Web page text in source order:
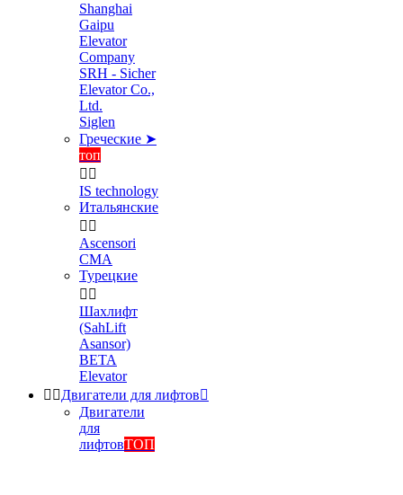
Shanghai
Gaipu
Elevator
Company
SRH - Sicher
Elevator Co.,
Ltd.
Siglen
Греческие ➤
топ
 
IS technology
Итальянские
 
Ascensori
CMA
Турецкие
 
Шахлифт
(SahLift
Asansor)
BETA
Elevator
 Двигатели для лифтов
Двигатели
для
лифтовТОП